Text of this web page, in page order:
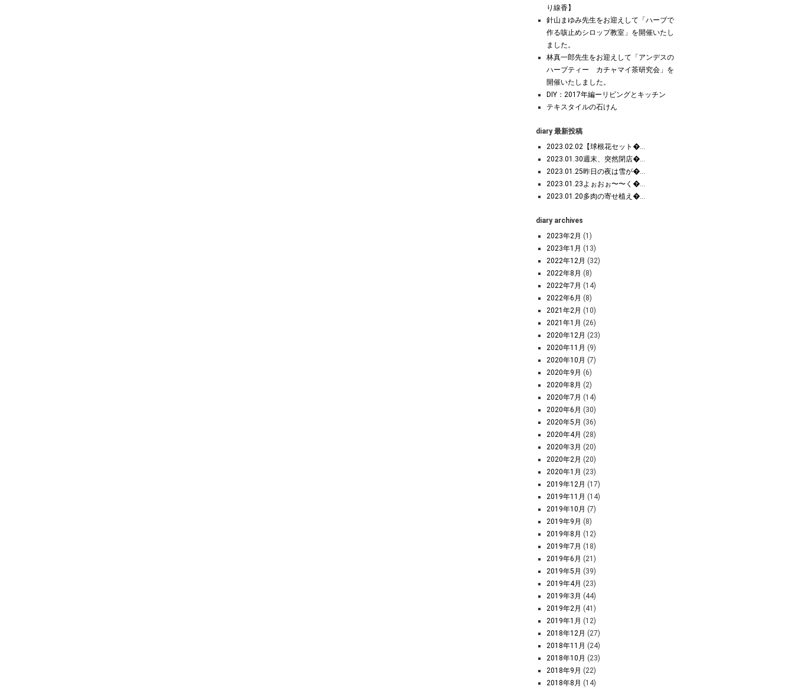
り線香】
針山まゆみ先生をお迎えして「ハーブで
作る咳止めシロップ教室」を開催いたし
ました。
林真一郎先生をお迎えして「アンデスの
ハーブティー カチャマイ茶研究会」を
開催いたしました。
DIY：2017年編ーリビングとキッチン
テキスタイルの石けん
diary 最新投稿
2023.02.02【球根花セット�...
2023.01.30週末、突然閉店�...
2023.01.25昨日の夜は雪が�...
2023.01.23よぉおぉ〜〜く�...
2023.01.20多肉の寄せ植え�...
diary archives
2023年2月 (1)
2023年1月 (13)
2022年12月 (32)
2022年8月 (8)
2022年7月 (14)
2022年6月 (8)
2021年2月 (10)
2021年1月 (26)
2020年12月 (23)
2020年11月 (9)
2020年10月 (7)
2020年9月 (6)
2020年8月 (2)
2020年7月 (14)
2020年6月 (30)
2020年5月 (36)
2020年4月 (28)
2020年3月 (20)
2020年2月 (20)
2020年1月 (23)
2019年12月 (17)
2019年11月 (14)
2019年10月 (7)
2019年9月 (8)
2019年8月 (12)
2019年7月 (18)
2019年6月 (21)
2019年5月 (39)
2019年4月 (23)
2019年3月 (44)
2019年2月 (41)
2019年1月 (12)
2018年12月 (27)
2018年11月 (24)
2018年10月 (23)
2018年9月 (22)
2018年8月 (14)